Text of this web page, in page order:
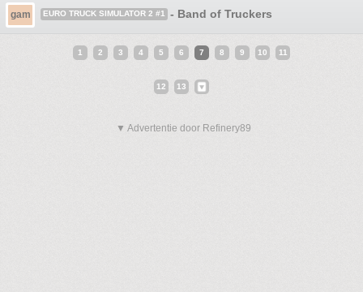
gam EURO TRUCK SIMULATOR 2 #1 - Band of Truckers
1 2 3 4 5 6 7 8 9 10 11
12 13
▼ Advertentie door Refinery89